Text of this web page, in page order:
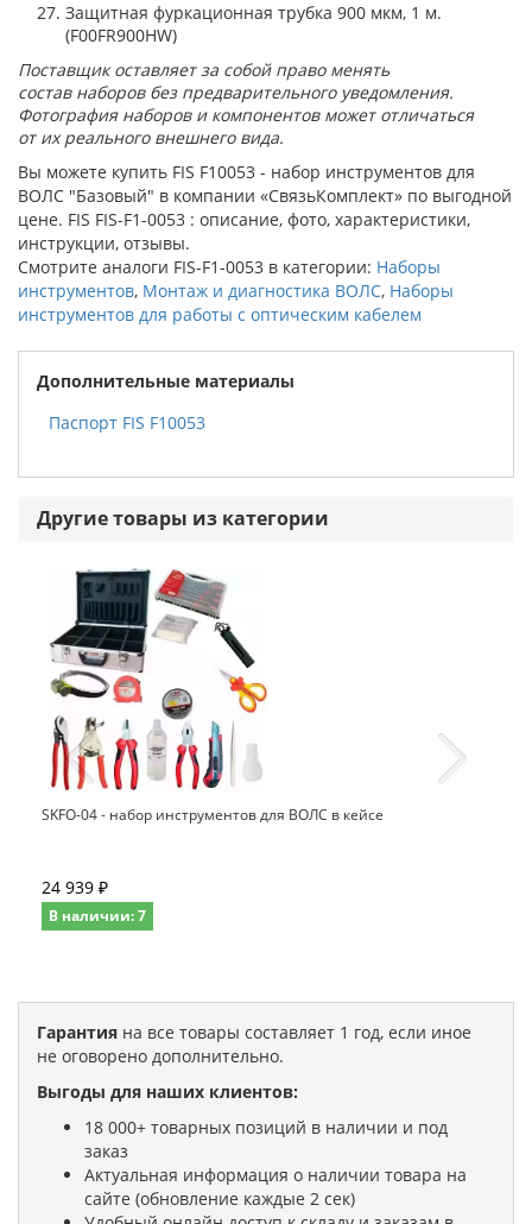
Защитная фуркационная трубка 900 мкм, 1 м.
(F00FR900HW)
Поставщик оставляет за собой право менять
состав наборов без предварительного уведомления.
Фотография наборов и компонентов может отличаться
от их реального внешнего вида.
Вы можете купить FIS F10053 - набор инструментов для
ВОЛС "Базовый" в компании «СвязьКомплект» по выгодной
цене. FIS FIS-F1-0053 : описание, фото, характеристики,
инструкции, отзывы.
Смотрите аналоги FIS-F1-0053 в категории: Наборы
инструментов, Монтаж и диагностика ВОЛС, Наборы
инструментов для работы с оптическим кабелем
Дополнительные материалы
Паспорт FIS F10053
Другие товары из категории
SKFO-04 - набор инструментов для ВОЛС в кейсе
24 939 ₽
В наличии: 7
Гарантия на все товары составляет 1 год, если иное
не оговорено дополнительно.
Выгоды для наших клиентов:
18 000+ товарных позиций в наличии и под
заказ
Актуальная информация о наличии товара на
сайте (обновление каждые 2 сек)